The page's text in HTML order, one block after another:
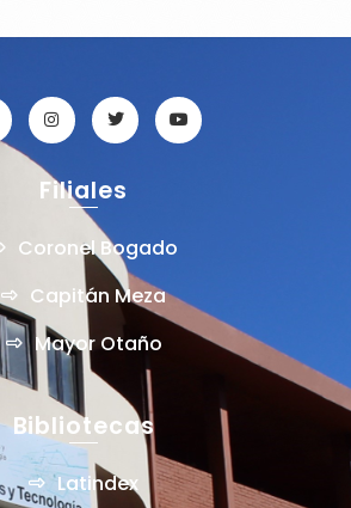
Filiales
Coronel Bogado
Capitán Meza
Mayor Otaño
Bibliotecas
Latindex